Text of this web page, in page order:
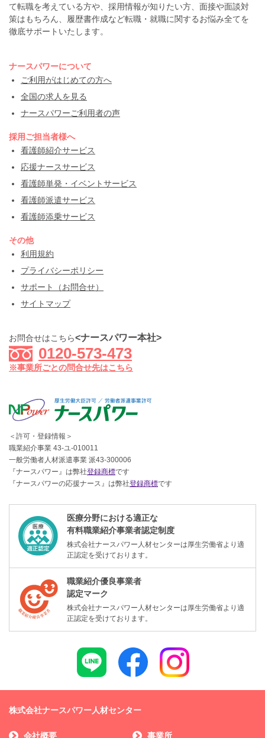
て転職を考えている方や、採用情報が知りたい方、面接や面談対
策はもちろん、履歴書作成など転職・就職に関するお悩み全てを
徹底サポートいたします。
ナースパワーについて
ご利用がはじめての方へ
全国の求人を見る
ナースパワーご利用者の声
採用ご担当者様へ
看護師紹介サービス
応援ナースサービス
看護師単発・イベントサービス
看護師派遣サービス
看護師添乗サービス
その他
利用規約
プライバシーポリシー
サポート（お問合せ）
サイトマップ
お問合せはこちら<ナースパワー本社>
0120-573-473
※事業所ごとの問合せ先はこちら
＜許可・登録情報＞
職業紹介事業 43-ユ-010011
一般労働者人材派遣事業 派43-300006
『ナースパワー』は弊社登録商標です
『ナースパワーの応援ナース』は弊社登録商標です
医療分野における適正な
有料職業紹介事業者認定制度
株式会社ナースパワー人材センターは厚生労働省より適
正認定を受けております。
職業紹介優良事業者
認定マーク
株式会社ナースパワー人材センターは厚生労働省より適
正認定を受けております。
株式会社ナースパワー人材センター
会社概要 事業所